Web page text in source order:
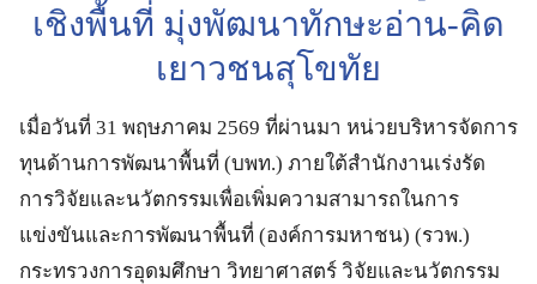
เชิงพื้นที่ มุ่งพัฒนาทักษะอ่าน-คิด
เยาวชนสุโขทัย
เมื่อวันที่ 31 พฤษภาคม 2569 ที่ผ่านมา หน่วยบริหารจัดการ
ทุนด้านการพัฒนาพื้นที่ (บพท.) ภายใต้สำนักงานเร่งรัด
การวิจัยและนวัตกรรมเพื่อเพิ่มความสามารถในการ
แข่งขันและการพัฒนาพื้นที่ (องค์การมหาชน) (รวพ.)
กระทรวงการอุดมศึกษา วิทยาศาสตร์ วิจัยและนวัตกรรม